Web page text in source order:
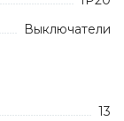
Выключатели
13